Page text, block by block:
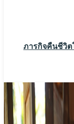
ภารกิจคืนชีวิต